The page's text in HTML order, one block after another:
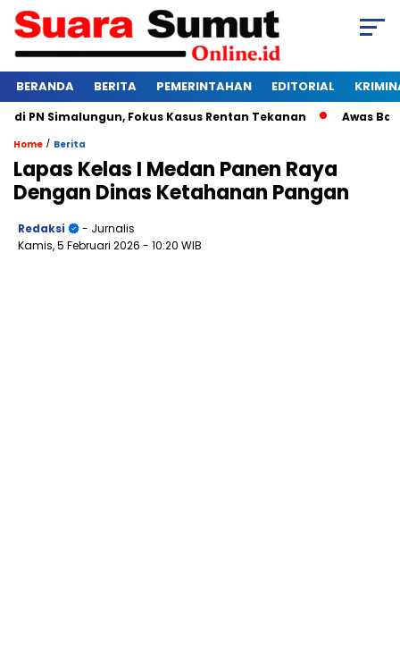
BERANDA BERITA PEMERINTAHAN EDITORIAL
Simalungun, Fokus Kasus Rentan Tekanan Awas
Home / Berita
Lapas Kelas I Medan Panen Raya
Dengan Dinas Ketahanan Pangan
Redaksi
- Jurnalis
Kamis, 5 Februari 2026 - 10:20 WIB